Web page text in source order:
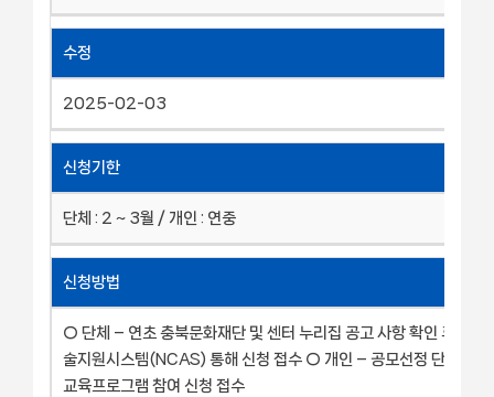
수정
2025-02-03
신청기한
단체 : 2 ~ 3월 / 개인 : 연중
신청방법
○ 단체 – 연초 충북문화재단 및 센터 누리집 공고 사항 확인 후 국가
술지원시스템(NCAS) 통해 신청 접수 ○ 개인 – 공모선정 단체에
교육프로그램 참여 신청 접수